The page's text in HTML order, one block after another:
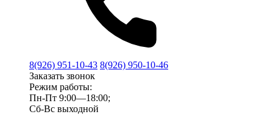
8(926) 951-10-43 8(926) 950-10-46
Заказать звонок
Режим работы:
Пн-Пт 9:00—18:00;
Сб-Вс выходной